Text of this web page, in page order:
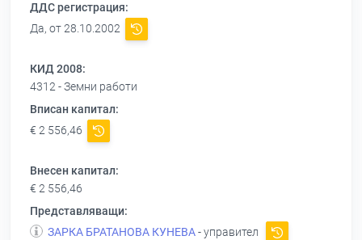
ДДС регистрация:
Да, от 28.10.2002
КИД 2008:
4312 - Земни работи
Вписан капитал:
€ 2 556,46
Внесен капитал:
€ 2 556,46
Представляващи:
ЗАРКА БРАТАНОВА КУНЕВА- управител